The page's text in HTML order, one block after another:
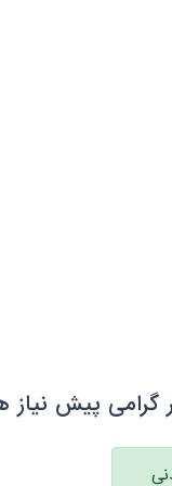
گرامی پیش